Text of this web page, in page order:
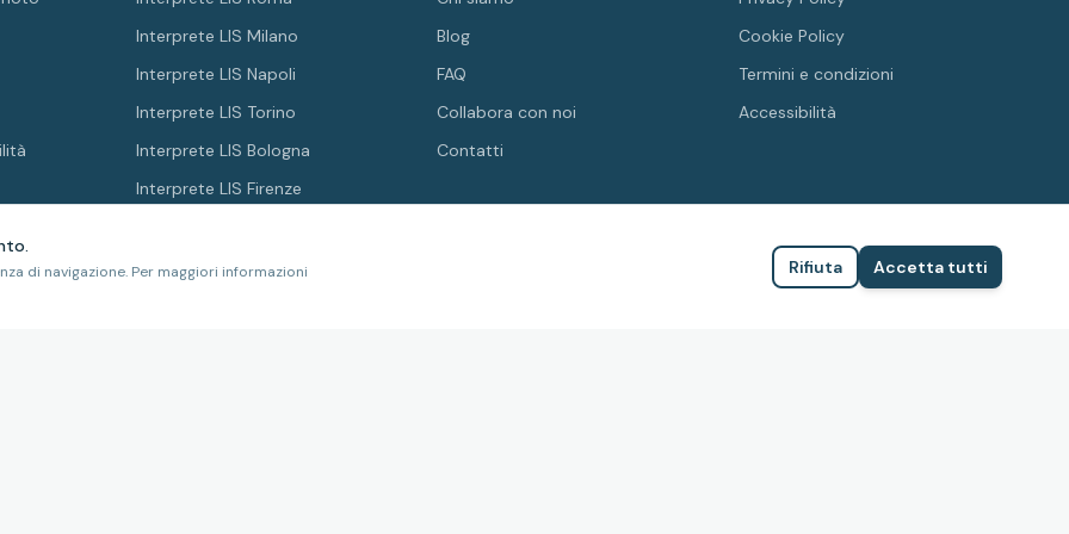
Interprete LIS Milano
Interprete LIS Napoli
Interprete LIS Torino
Interprete LIS Bologna
Interprete LIS Firenze
Blog
FAQ
Collabora con noi
Contatti
Cookie Policy
Termini e condizioni
Accessibilità
di navigazione. Per maggiori informazioni
Rifiuta Accetta tutti